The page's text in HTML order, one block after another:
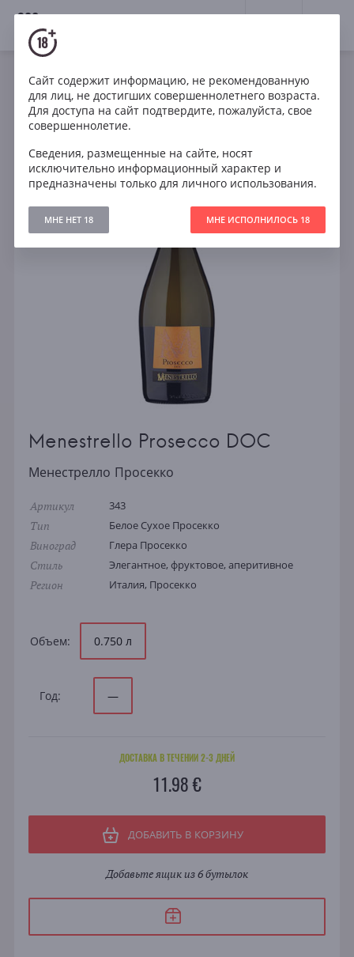
18+
Игристое Белое Сухое
Италия
Menestrello Prosecco DOC
Menestrello Prosecco DOC
Менестрелло Просекко
Артикул 343
Тип Белое Сухое Просекко
Виноград Глера Просекко
Стиль Элегантное, фруктовое, аперитивное
Регион Италия, Просекко
Объем: 0.750 л
Год: —
ДОСТАВКА В ТЕЧЕНИИ 2-3 ДНЕЙ
11.98 €
ДОБАВИТЬ В КОРЗИНУ
Добавьте ящик из 6 бутылок
Сайт содержит информацию, не рекомендованную
для лиц, не достигших совершеннолетнего возраста.
Для доступа на сайт подтвердите, пожалуйста, свое
совершеннолетие.
Сведения, размещенные на сайте, носят
исключительно информационный характер и
предназначены только для личного использования.
МНЕ НЕТ 18 МНЕ ИСПОЛНИЛОСЬ 18